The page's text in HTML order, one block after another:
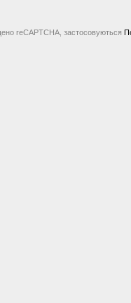
reCAPTCHA, застосовуються